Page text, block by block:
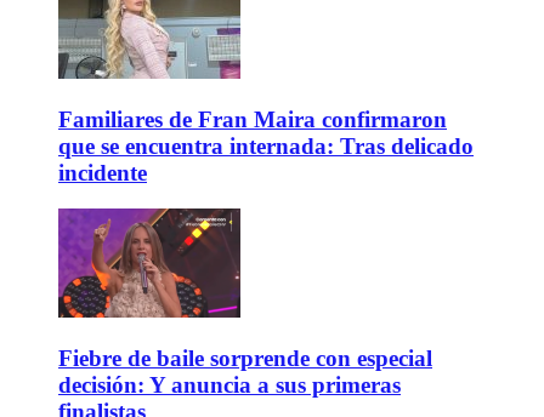
Familiares de Fran Maira confirmaron
que se encuentra internada: Tras delicado
incidente
Fiebre de baile sorprende con especial
decisión: Y anuncia a sus primeras
finalistas